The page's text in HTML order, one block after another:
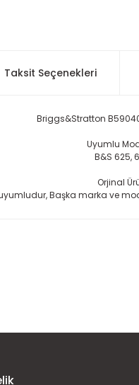
Taksit Seçenekleri
Briggs&Stratton
Uyumlu
B&S 625,
Orjinal
Başka marka ve